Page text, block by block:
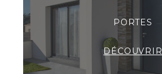
PORTES
DÉCOUVRIR